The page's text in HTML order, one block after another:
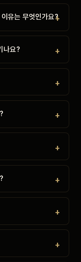
유는 무엇인가요?
나요?